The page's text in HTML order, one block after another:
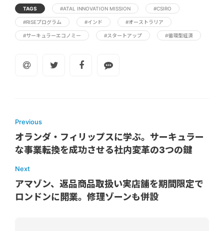
TAGS #ATAL INNOVATION MISSION #CSIRO
#RISEプログラム #インド #オーストラリア
#サーキュラーエコノミー #スタートアップ #循環型経済
Previous
オランダ・フィリップスに学ぶ。サーキュラー
な事業転換を成功させる社内変革の3つの鍵
Next
アマゾン、返品商品取扱い実店舗を期間限定で
ロンドンに開業。修理ゾーンも併設